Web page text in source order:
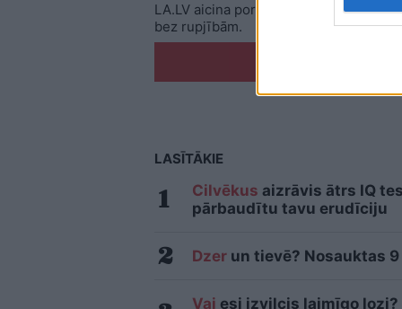
LA.LV aicina portāla lietotājus, rakstot
bez rupjībām.
LASĪTĀKIE
Cilvēkus aizrāvis ātrs IQ
pārbaudītu tavu erudīciju
Dzer un tievē? Nosauktas
Vai esi izvilcis laimīgo